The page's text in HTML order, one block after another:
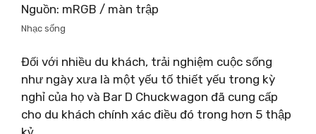
Nguồn: mRGB / màn trập
Nhạc sống
Đối với nhiều du khách, trải nghiệm cuộc sống
như ngày xưa là một yếu tố thiết yếu trong kỳ
nghỉ của họ và Bar D Chuckwagon đã cung cấp
cho du khách chính xác điều đó trong hơn 5 thập